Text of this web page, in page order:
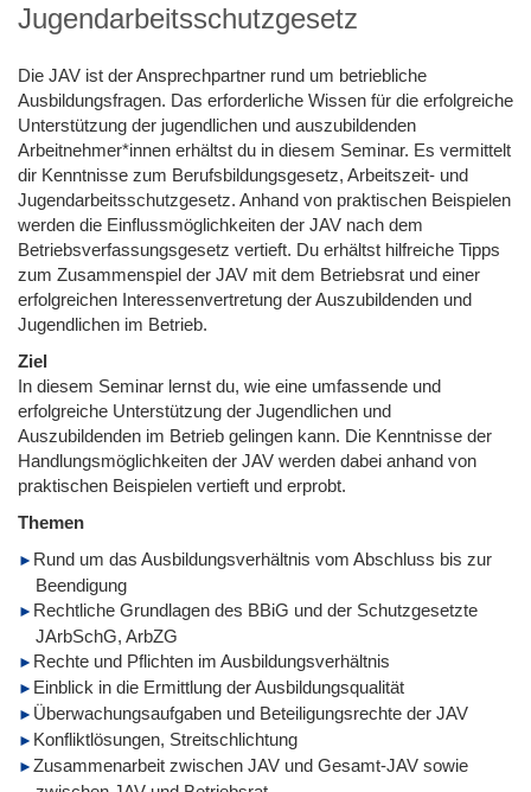
Jugendarbeitsschutzgesetz
Die JAV ist der Ansprechpartner rund um betriebliche
Ausbildungsfragen. Das erforderliche Wissen für die erfolgreiche
Unterstützung der jugendlichen und auszubildenden
Arbeitnehmer*innen erhältst du in diesem Seminar. Es vermittelt
dir Kenntnisse zum Berufsbildungsgesetz, Arbeitszeit- und
Jugendarbeitsschutzgesetz. Anhand von praktischen Beispielen
werden die Einflussmöglichkeiten der JAV nach dem
Betriebsverfassungsgesetz vertieft. Du erhältst hilfreiche Tipps
zum Zusammenspiel der JAV mit dem Betriebsrat und einer
erfolgreichen Interessenvertretung der Auszubildenden und
Jugendlichen im Betrieb.
Ziel
In diesem Seminar lernst du, wie eine umfassende und
erfolgreiche Unterstützung der Jugendlichen und
Auszubildenden im Betrieb gelingen kann. Die Kenntnisse der
Handlungsmöglichkeiten der JAV werden dabei anhand von
praktischen Beispielen vertieft und erprobt.
Themen
Rund um das Ausbildungsverhältnis vom Abschluss bis zur
Beendigung
Rechtliche Grundlagen des BBiG und der Schutzgesetzte
JArbSchG, ArbZG
Rechte und Pflichten im Ausbildungsverhältnis
Einblick in die Ermittlung der Ausbildungsqualität
Überwachungsaufgaben und Beteiligungsrechte der JAV
Konfliktlösungen, Streitschlichtung
Zusammenarbeit zwischen JAV und Gesamt-JAV sowie